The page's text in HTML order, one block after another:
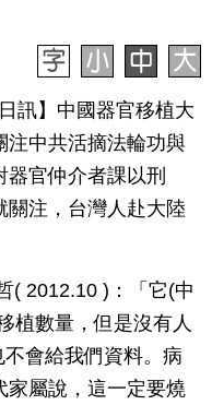
訊】中國器官移植大
注中共活摘法輪功與
器官仲介者課以刑
關注，台灣人赴大陸
( 2012.10 )：「它(中
植數量，但是沒有人
會給我們資料。病
家屬說，這一定要燒